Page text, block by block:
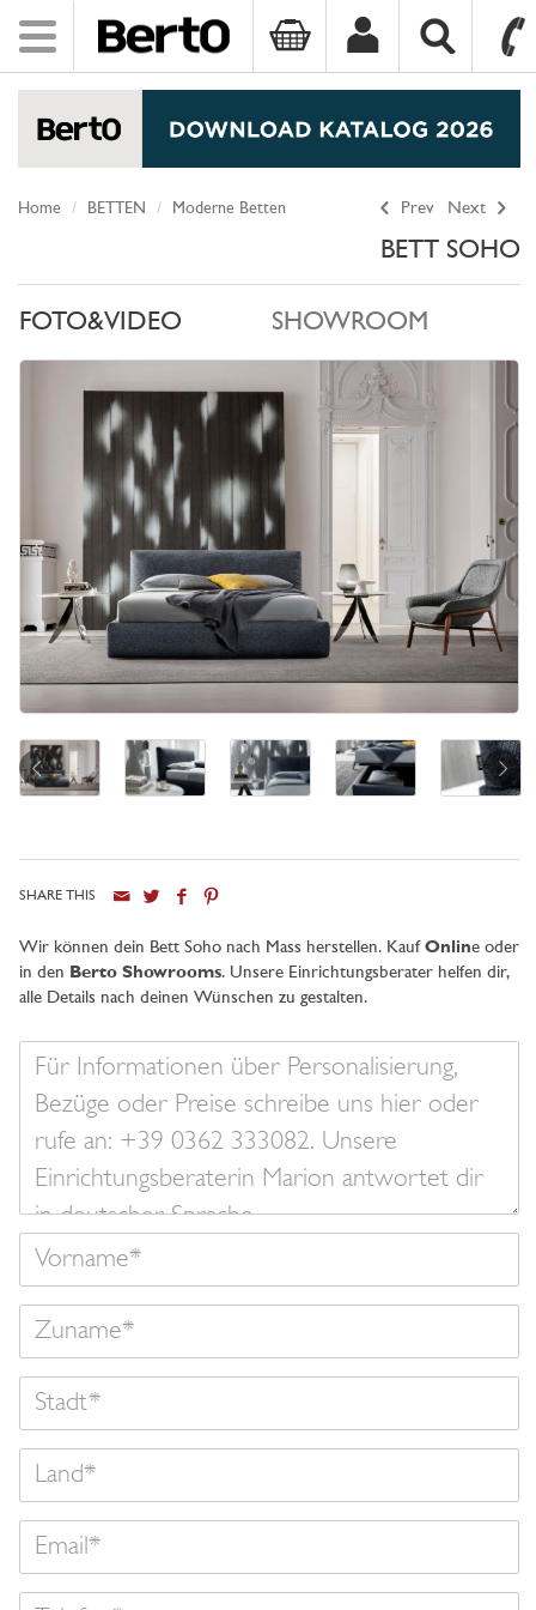
Toggle
navigation
Prev Next
Home BETTEN Moderne Betten
BETT SOHO
FOTO&VIDEO SHOWROOM
SHARE THIS
Wir können dein Bett Soho nach Mass herstellen. Kauf Online oder
in den Berto Showrooms. Unsere Einrichtungsberater helfen dir,
alle Details nach deinen Wünschen zu gestalten.
Nachricht
Stadt